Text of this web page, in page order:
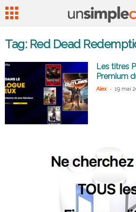
Tag: Red Dead
Les titres
Premium
Alex - 19 mai